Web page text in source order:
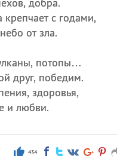
с годами,
от зла.
потопы…
друг, победим.
здоровья,
и любви.
434